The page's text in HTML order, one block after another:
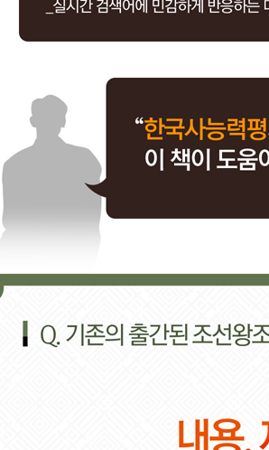
들의 입을 막고, 자신의 귀를 닫은 연산군
의 기생과 ‘흥청망청’했던 임금
이 호랑이. 조광조를 등용하고 버린 임금·233
도 읽어야 했던 초등 교과서 [소학]
의 남자, 조광조! 중종에게 버림을 받다
만 호랑이. 1년도 채우지 못한 조선 최단기 임
증에 걸린 인종이 단식을 한 이유는?
대 명종 】
호랑이. 어머니의 그늘에 가린 존재감 없는